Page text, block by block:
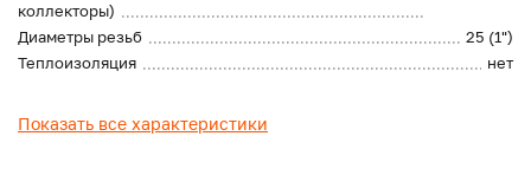
коллекторы)
Диаметры резьб
25 (1")
Теплоизоляция
нет
Показать все характеристики